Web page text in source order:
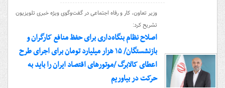
وزیر تعاون، کار و رفاه اجتماعی در گفت‌و‌گوی ویژه خبری تلویزیون
تشریح کرد:
اصلاح نظام بنگاه‌داری برای حفظ منافع کارگران و
بازنشستگان/ ۱۵ هزار میلیارد تومان برای اجرای طرح
اعطای کالابرگ /موتورهای اقتصاد ایران را باید به
حرکت در بیاوریم